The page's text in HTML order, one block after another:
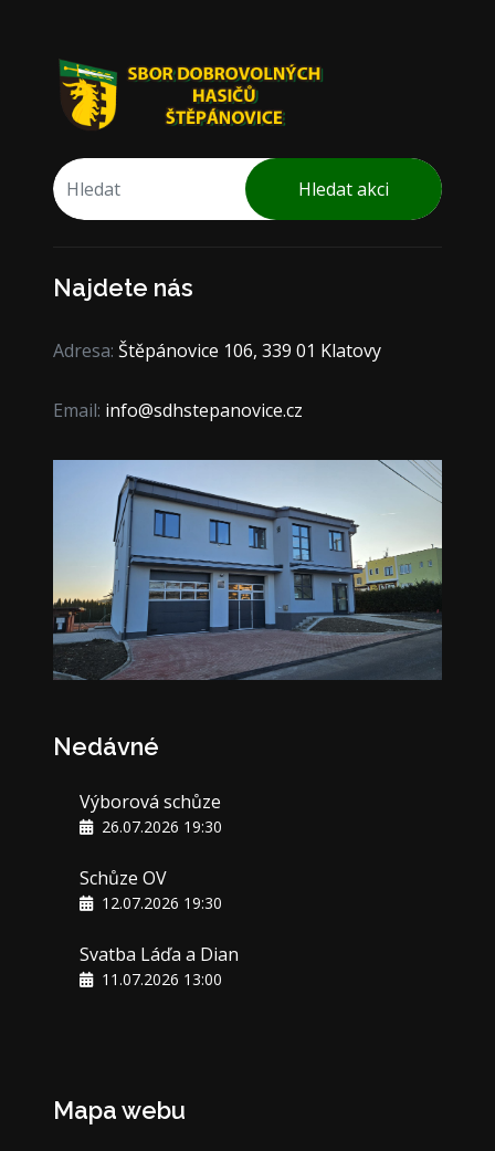
Hledat akci
Najdete nás
Adresa: Štěpánovice 106, 339 01 Klatovy
Email: info@sdhstepanovice.cz
Nedávné
Výborová schůze
26.07.2026 19:30
Schůze OV
12.07.2026 19:30
Svatba Láďa a Dian
11.07.2026 13:00
Mapa webu